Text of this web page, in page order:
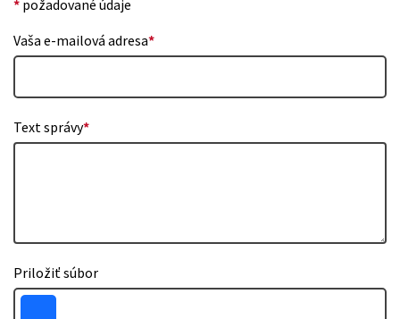
* požadované údaje
Vaša e-mailová adresa*
Text správy*
Priložiť súbor